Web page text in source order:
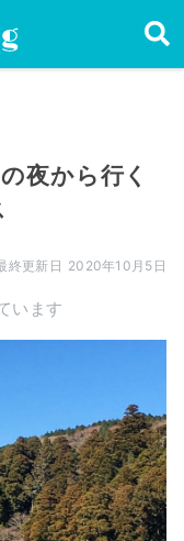
夜から行く
2020年10月5日
います